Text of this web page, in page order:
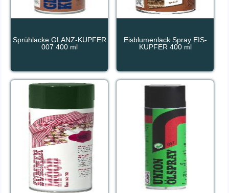
Sprühlacke GLANZ-KUPFER
007 400 ml
Eisblumenlack Spray EIS-
KUPFER 400 ml